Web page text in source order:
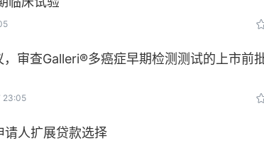
审查Galleri®多癌症早期检测测试的上市前
23:05
人扩展贷款选择